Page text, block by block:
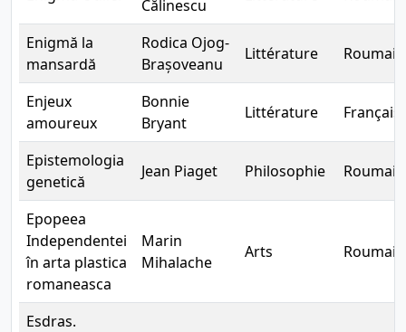
Călinescu
Enigmă la
mansardă
Rodica Ojog-
Brașoveanu
Littérature Roumain
Enjeux
amoureux
Bonnie
Bryant
Littérature Français
Epistemologia
genetică
Jean Piaget Philosophie Roumain
Epopeea
Independentei
în arta plastica
romaneasca
Marin
Mihalache
Arts Roumain
Esdras.